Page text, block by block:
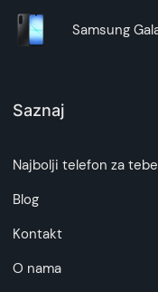
Samsung
Saznaj
Najbolji telefon za tebe
Blog
Kontakt
O nama